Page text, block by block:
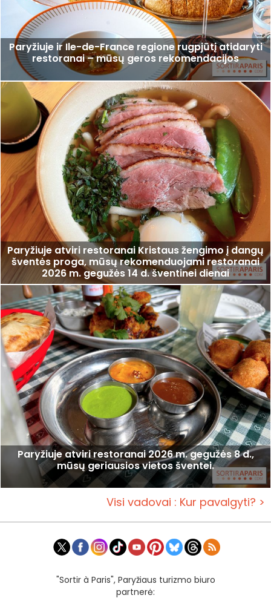
Paryžiuje ir Ile-de-France regione rugpjūtį atidaryti
restoranai – mūsų geros rekomendacijos
Paryžiuje atviri restoranai Kristaus žengimo į dangų
šventės proga, mūsų rekomenduojami restoranai
2026 m. gegužės 14 d. šventinei dienai
Paryžiuje atviri restoranai 2026 m. gegužės 8 d.,
mūsų geriausios vietos šventei.
Visi vadovai : Kur pavalgyti? >
"Sortir à Paris", Paryžiaus turizmo biuro
partnerė: